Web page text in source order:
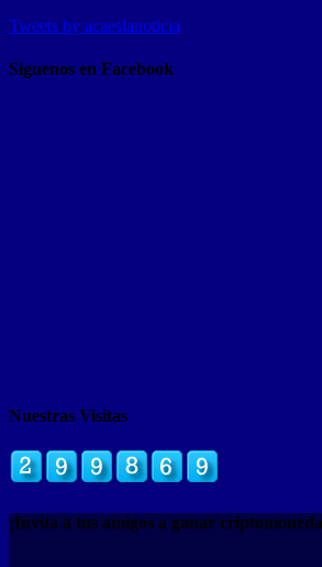
Tweets by acaeslanoticia
Siguenos en Facebook
Nuestras Visitas
¡Invita a tus amigos a ganar